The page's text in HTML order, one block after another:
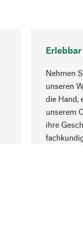
Erlebbar
Nehmen
unseren
die Hand,
unserem
ihre